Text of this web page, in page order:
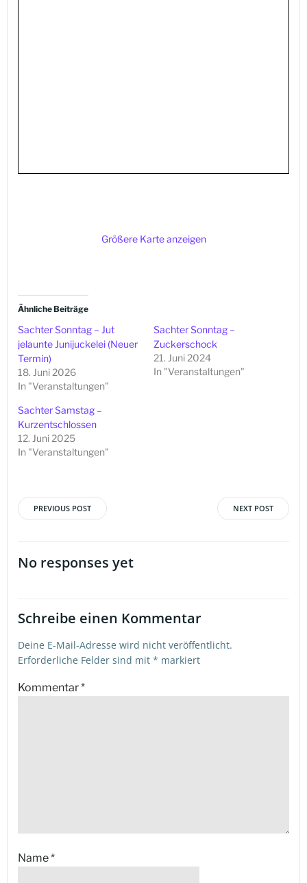
Größere Karte anzeigen
Ähnliche Beiträge
Sachter Sonntag – Jut
jelaunte Junijuckelei (Neuer
Termin)
18. Juni 2026
In "Veranstaltungen"
Sachter Sonntag –
Zuckerschock
21. Juni 2024
In "Veranstaltungen"
Sachter Samstag –
Kurzentschlossen
12. Juni 2025
In "Veranstaltungen"
Beitragsnavigation
PREVIOUS POST NEXT POST
No responses yet
Schreibe einen Kommentar
Deine E-Mail-Adresse wird nicht veröffentlicht.
Erforderliche Felder sind mit * markiert
Kommentar*
Name*